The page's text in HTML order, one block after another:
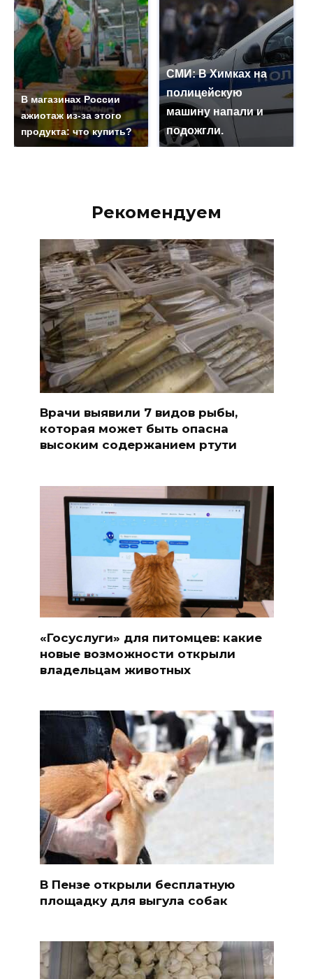
В магазинах России
ажиотаж из-за этого
продукта: что купить?
СМИ: В Химках на
полицейскую
машину напали и
подожгли.
Рекомендуем
Врачи выявили 7 видов рыбы,
которая может быть опасна
высоким содержанием ртути
«Госуслуги» для питомцев: какие
новые возможности открыли
владельцам животных
В Пензе открыли бесплатную
площадку для выгула собак